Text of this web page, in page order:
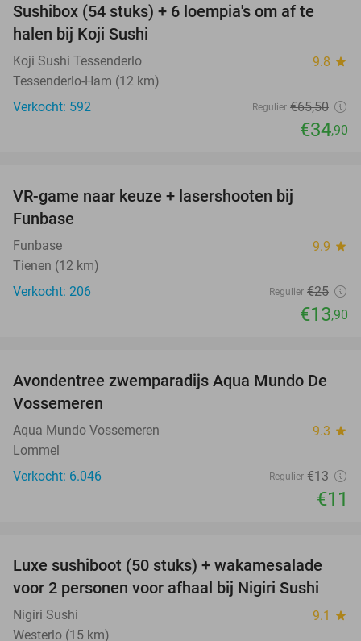
47%
Sushibox (54 stuks) + 6 loempia's om af te
halen bij Koji Sushi
Koji Sushi Tessenderlo 9.8 star
Tessenderlo-Ham (12 km)
Verkocht: 592
Regulier €65,50
€34,90
VR-game naar keuze + lasershooten bij
Funbase
Funbase 9.9 star
Tienen (12 km)
Verkocht: 206
Regulier €25
€13,90
15%
Avondentree zwemparadijs Aqua Mundo De
Vossemeren
Aqua Mundo Vossemeren 9.3 star
Lommel
Verkocht: 6.046
Regulier €13
€11
55%
Luxe sushiboot (50 stuks) + wakamesalade
voor 2 personen voor afhaal bij Nigiri Sushi
Nigiri Sushi 9.1 star
Westerlo (15 km)